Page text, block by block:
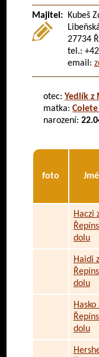
Majitel:
Kubeš
27734
tel.:
email:
otec: Yedlík z
matka:
narození:
foto
Haczi
dolu
Haidi z
dolu
Hasko
dolu